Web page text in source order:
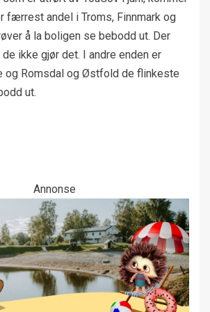
færrest andel i Troms, Finnmark og
å la boligen se bebodd ut. Der
ikke gjør det. I andre enden er
og Romsdal og Østfold de flinkeste
ut.
Annonse